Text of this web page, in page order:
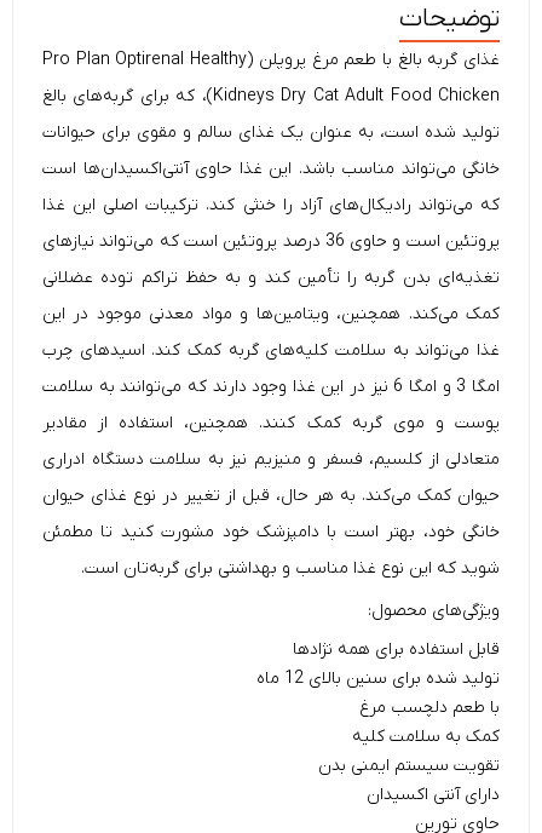
توضیحات
غذای گربه بالغ با طعم مرغ پروپلن (Pro Plan Optirenal Healthy
Kidneys Dry Cat Adult Food Chicken)، که برای گربه‌های بالغ
تولید شده است، به عنوان یک غذای سالم و مقوی برای حیوانات
خانگی می‌تواند مناسب باشد. این غذا حاوی آنتی‌اکسیدان‌ها است
که می‌تواند رادیکال‌های آزاد را خنثی کند. ترکیبات اصلی این غذا
پروتئین است و حاوی 36 درصد پروتئین است که می‌تواند نیازهای
تغذیه‌ای بدن گربه را تأمین کند و به حفظ تراکم توده عضلانی
کمک می‌کند. همچنین، ویتامین‌ها و مواد معدنی موجود در این
غذا می‌تواند به سلامت کلیه‌های گربه کمک کند. اسیدهای چرب
امگا 3 و امگا 6 نیز در این غذا وجود دارند که می‌توانند به سلامت
پوست و موی گربه کمک کنند. همچنین، استفاده از مقادیر
متعادلی از کلسیم، فسفر و منیزیم نیز به سلامت دستگاه ادراری
حیوان کمک می‌کند. به هر حال، قبل از تغییر در نوع غذای حیوان
خانگی خود، بهتر است با دامپزشک خود مشورت کنید تا مطمئن
شوید که این نوع غذا مناسب و بهداشتی برای گربه‌تان است.
ویژگی‌های محصول:
قابل استفاده برای همه نژادها
تولید شده برای سنین بالای 12 ماه
با طعم دلچسب مرغ
کمک به سلامت کلیه
تقویت سیستم ایمنی بدن
دارای آنتی اکسیدان
حاوی تورین